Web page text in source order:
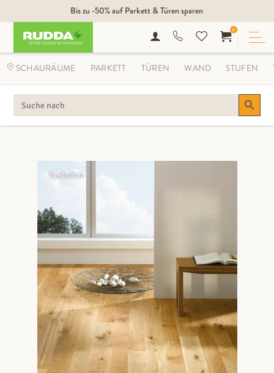
Bis zu -50% auf Parkett & Türen sparen
SEARCH
FOR:
Search Button
0
SCHAURÄUME PARKETT TÜREN WAND STUFEN